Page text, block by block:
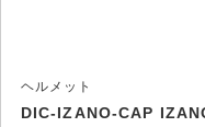
ヘルメット
DIC-IZANO-CAP